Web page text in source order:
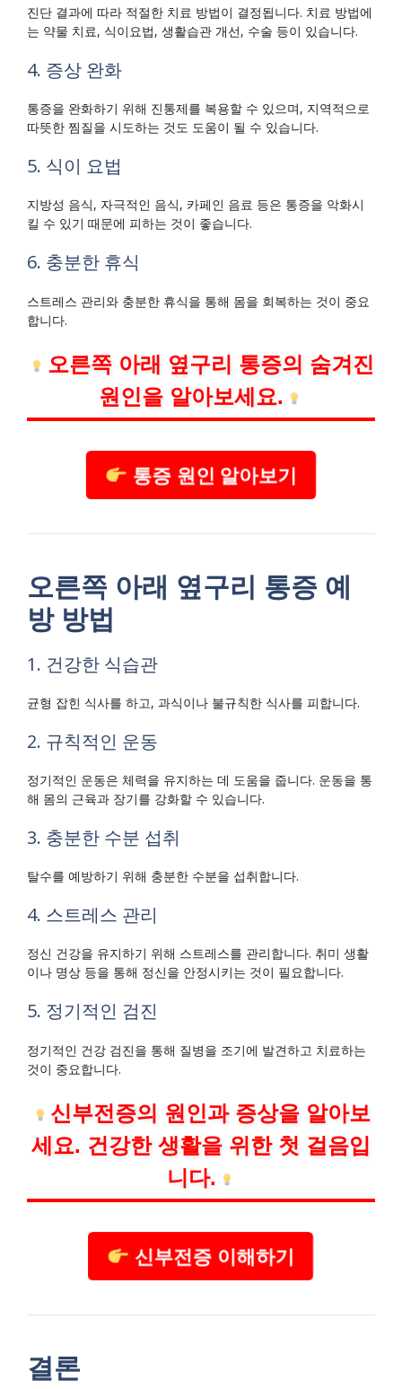
진단 결과에 따라 적절한 치료 방법이 결정됩니다. 치료 방법에
는 약물 치료, 식이요법, 생활습관 개선, 수술 등이 있습니다.
4. 증상 완화
통증을 완화하기 위해 진통제를 복용할 수 있으며, 지역적으로
따뜻한 찜질을 시도하는 것도 도움이 될 수 있습니다.
5. 식이 요법
지방성 음식, 자극적인 음식, 카페인 음료 등은 통증을 악화시
킬 수 있기 때문에 피하는 것이 좋습니다.
6. 충분한 휴식
스트레스 관리와 충분한 휴식을 통해 몸을 회복하는 것이 중요
합니다.
오른쪽 아래 옆구리 통증의 숨겨진
원인을 알아보세요.
통증 원인 알아보기
오른쪽 아래 옆구리 통증 예
방 방법
1. 건강한 식습관
균형 잡힌 식사를 하고, 과식이나 불규칙한 식사를 피합니다.
2. 규칙적인 운동
정기적인 운동은 체력을 유지하는 데 도움을 줍니다. 운동을 통
해 몸의 근육과 장기를 강화할 수 있습니다.
3. 충분한 수분 섭취
탈수를 예방하기 위해 충분한 수분을 섭취합니다.
4. 스트레스 관리
정신 건강을 유지하기 위해 스트레스를 관리합니다. 취미 생활
이나 명상 등을 통해 정신을 안정시키는 것이 필요합니다.
5. 정기적인 검진
정기적인 건강 검진을 통해 질병을 조기에 발견하고 치료하는
것이 중요합니다.
신부전증의 원인과 증상을 알아보
세요. 건강한 생활을 위한 첫 걸음입
니다.
신부전증 이해하기
결론